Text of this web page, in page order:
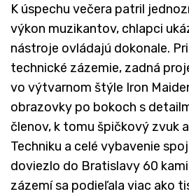
K úspechu večera patril
výkon muzikantov, chlapci
nástroje ovládajú dokonale.
technické zázemie, zadná
vo výtvarnom štýle Iron
obrazovky po bokoch s
členov, k tomu špičkový zvuk
Techniku a celé vybavenie
doviezlo do Bratislavy 60
zázemí sa podieľala viac ako